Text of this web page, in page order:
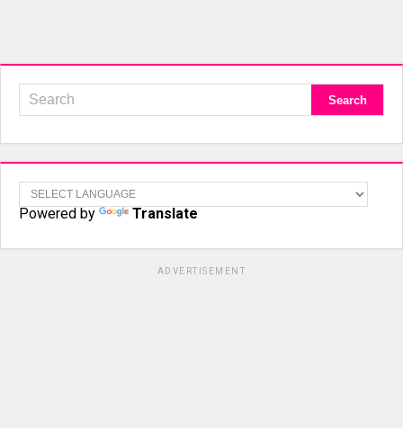
Powered by Translate
ADVERTISEMENT